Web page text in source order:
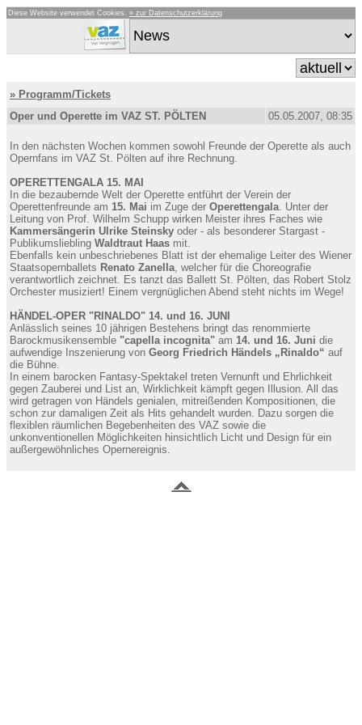
Diese Website verwendet Cookies. » zur Datenschutzerklärung
» Programm/Tickets
Oper und Operette im VAZ ST. PÖLTEN
05.05.2007, 08:35
In den nächsten Wochen kommen sowohl Freunde der Operette als auch
Opernfans im VAZ St. Pölten auf ihre Rechnung.
OPERETTENGALA 15. MAI
In die bezaubernde Welt der Operette entführt der Verein der
Operettenfreunde am 15. Mai im Zuge der Operettengala. Unter der
Leitung von Prof. Wilhelm Schupp wirken Meister ihres Faches wie
Kammersängerin Ulrike Steinsky oder - als besonderer Stargast -
Publikumsliebling Waldtraut Haas mit.
Ebenfalls kein unbeschriebenes Blatt ist der ehemalige Leiter des Wiener
Staatsopernballets Renato Zanella, welcher für die Choreografie
verantwortlich zeichnet. Es tanzt das Ballett St. Pölten, das Robert Stolz
Orchester musiziert! Einem vergnüglichen Abend steht nichts im Wege!
HÄNDEL-OPER "RINALDO" 14. und 16. JUNI
Anlässlich seines 10 jährigen Bestehens bringt das renommierte
Barockmusikensemble "capella incognita" am 14. und 16. Juni die
aufwendige Inszenierung von Georg Friedrich Händels „Rinaldo“ auf
die Bühne.
In einem barocken Fantasy-Spektakel treten Vernunft und Ehrlichkeit
gegen Zauberei und List an, Wirklichkeit kämpft gegen Illusion. All das
wird getragen von Händels genialen, mitreißenden Kompositionen, die
schon zur damaligen Zeit als Hits gehandelt wurden. Dazu sorgen die
flexiblen räumlichen Begebenheiten des VAZ sowie die
unkonventionellen Möglichkeiten hinsichtlich Licht und Design für ein
außergewöhnliches Opernereignis.